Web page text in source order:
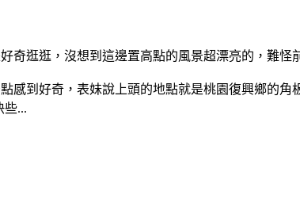
奇逛逛，沒想到這邊置高點的風景超漂亮的，難
感到好奇，表妹說上頭的地點就是桃園復興鄉的
些...